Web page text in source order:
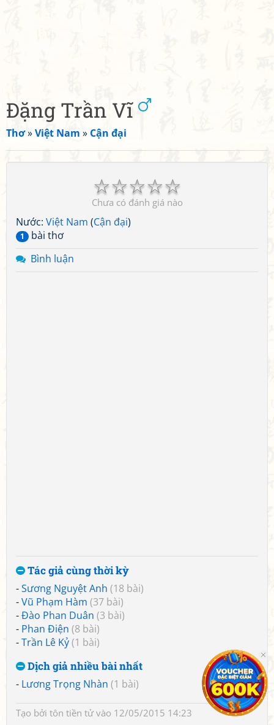
Đặng Trần Vĩ
Thơ»Việt Nam » Cận đại
☆
☆
☆
☆
☆
Chưa có đánh giá nào
Nước: Việt Nam (Cận đại)
1
bài thơ
Bình luận
Tác giả cùng thời kỳ
-Sương Nguyệt Anh (18 bài)
-Vũ Phạm Hàm (37 bài)
-Đào Phan Duân (3 bài)
- Phan Điện (8 bài)
-Trần Lê Kỷ(1 bài)
Dịch giả nhiều bài nhất
- Lương Trọng Nhàn (1 bài)
Tạo bởi tôn tiền tửvào 12/05/2015 14:23